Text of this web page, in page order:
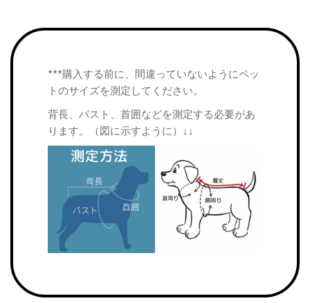
***購入する前に、間違っていないようにペッ
トのサイズを測定してください。
背長、バスト、首囲などを測定する必要があ
ります。（図に示すように）↓↓